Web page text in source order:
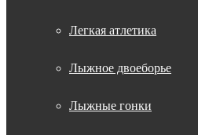
Легкая атлетика
Лыжное двоеборье
Лыжные гонки